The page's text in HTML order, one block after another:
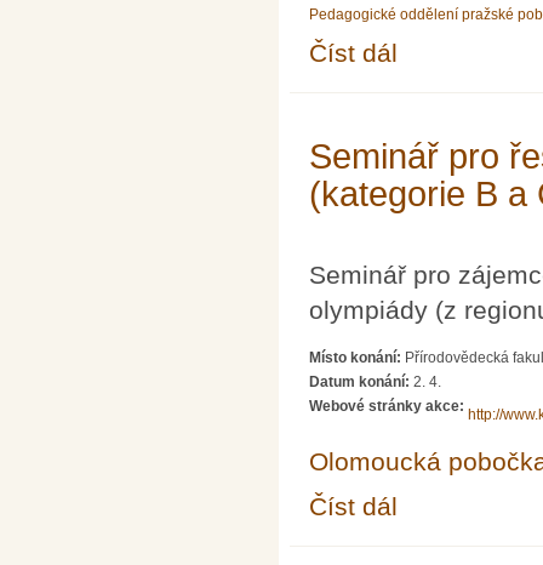
Pedagogické oddělení pražské
Číst dál
Seminář pro
(kategorie B a
Seminář pro
olympiády (z
Místo konání: Přírodovědecká
Datum konání: 2. 4.
Webové stránky akce:
http://
Olomoucká
Číst dál